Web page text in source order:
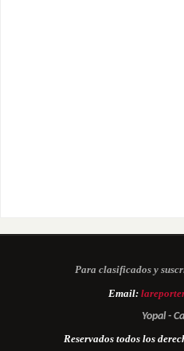
Para clasificados y
Email:
Yopal -
Reservados todos los